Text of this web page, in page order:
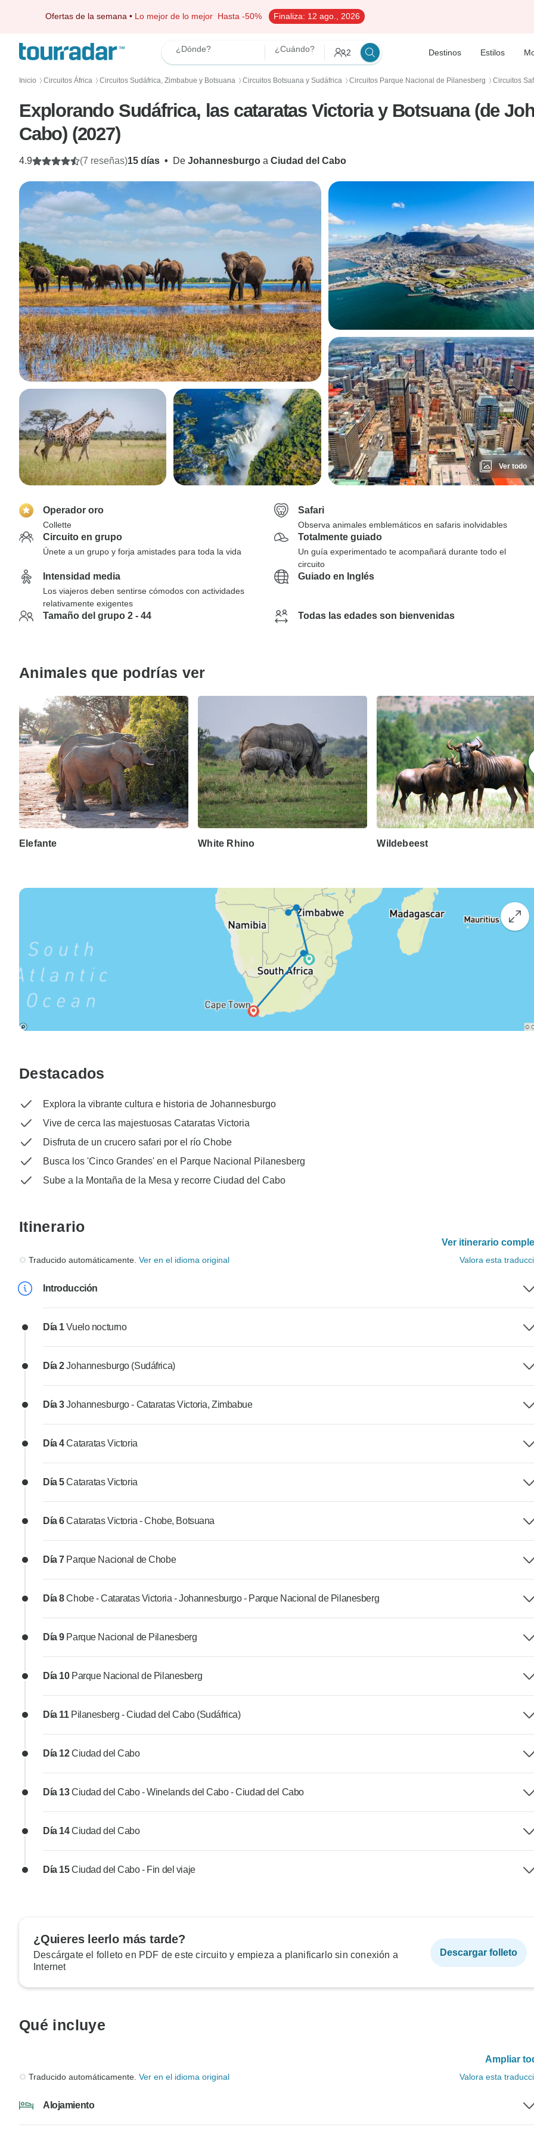
Ofertas de la semana • Lo mejor de lo mejor Hasta -50% Finaliza: 12 ago., 2026
¿Dónde? ¿Cuándo? 2 Destinos Estilos
Inicio 〉 Circuitos África 〉 Circuitos Sudáfrica, Zimbabue y Botsuana 〉 Circuitos Botsuana y Sudáfrica 〉 Circuitos Parque Nacional de Pilanesberg 〉 Circuitos
Explorando Sudáfrica, las cataratas Victoria y Botsuana (de
Cabo) (2027)
15 días • De Johannesburgo a Ciudad del Cabo
4.9 (7 reseñas)
Ver todo
Operador oro
Collette
Safari
Observa animales emblemáticos en safaris inolvidables
Circuito en grupo
Únete a un grupo y forja amistades para toda la vida
Totalmente guiado
Un guía experimentado te acompañará durante todo el
circuito
Intensidad media
Los viajeros deben sentirse cómodos con actividades
relativamente exigentes
Guiado en Inglés
Tamaño del grupo 2 - 44 Todas las edades son bienvenidas
Animales que podrías ver
Elefante White Rhino Wildebeest
Destacados
Explora la vibrante cultura e historia de Johannesburgo
Vive de cerca las majestuosas Cataratas Victoria
Disfruta de un crucero safari por el río Chobe
Busca los 'Cinco Grandes' en el Parque Nacional Pilanesberg
Sube a la Montaña de la Mesa y recorre Ciudad del Cabo
Itinerario
Ver itinerario
Traducido automáticamente. Ver en el idioma original Valora esta
Introducción
Día 1Vuelo nocturno
Día 2Johannesburgo (Sudáfrica)
Día 3Johannesburgo - Cataratas Victoria, Zimbabue
Día 4Cataratas Victoria
Día 5Cataratas Victoria
Día 6Cataratas Victoria - Chobe, Botsuana
Día 7 Parque Nacional de Chobe
Día 8Chobe - Cataratas Victoria - Johannesburgo - Parque Nacional de Pilanesberg
Día 9 Parque Nacional de Pilanesberg
Día 10 Parque Nacional de Pilanesberg
Día 11 Pilanesberg - Ciudad del Cabo (Sudáfrica)
Día 12Ciudad del Cabo
Día 13Ciudad del Cabo - Winelands del Cabo - Ciudad del Cabo
Día 14Ciudad del Cabo
Día 15Ciudad del Cabo - Fin del viaje
¿Quieres leerlo más tarde?
Descárgate el folleto en PDF de este circuito y empieza a planificarlo sin conexión a
Internet
Descargar folleto
Qué incluye
Ampliar
Traducido automáticamente. Ver en el idioma original Valora esta
Alojamiento